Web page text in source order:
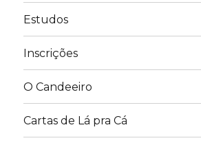
Estudos
Inscrições
O Candeeiro
Cartas de Lá pra Cá